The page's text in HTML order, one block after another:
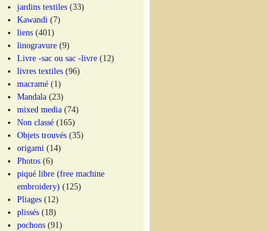
jardins textiles (33)
Kawandi (7)
liens (401)
linogravure (9)
Livre -sac ou sac -livre (12)
livres textiles (96)
macramé (1)
Mandala (23)
mixed media (74)
Non classé (165)
Objets trouvés (35)
origami (14)
Photos (6)
piqué libre (free machine
embroidery) (125)
Pliages (12)
plissés (18)
pochons (91)